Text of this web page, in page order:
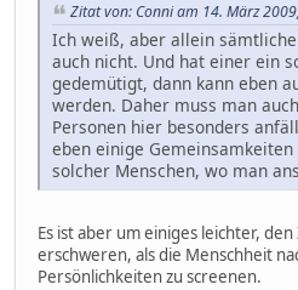
Zitat von: Conni am 14. März
Ich weiß, aber allein
auch nicht. Und hat einer ein
gedemütigt, dann kann eben
werden. Daher muss man
Personen hier besonders
eben einige
solcher Menschen, wo man
Es ist aber um einiges leichter,
erschweren, als die Menschheit
Persönlichkeiten zu screenen.